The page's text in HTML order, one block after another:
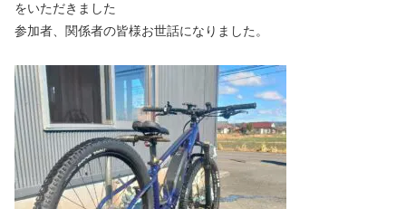
をいただきました
参加者、関係者の皆様お世話になりました。